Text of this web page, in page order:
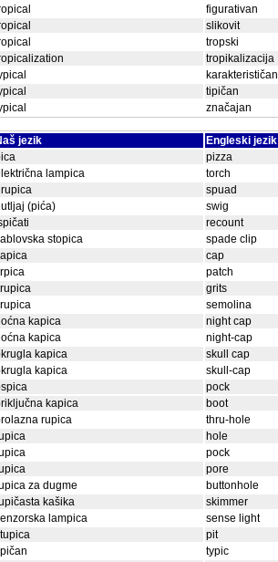
figurativan
slikovit
tropski
tropikalizacija
karakterističan
tipičan
značajan
jezik
Engleski jezik
pizza
lampica
torch
spuad
(pića)
swig
recount
stopica
spade clip
cap
patch
grits
semolina
kapica
night cap
kapica
night-cap
kapica
skull cap
kapica
skull-cap
pock
kapica
boot
rupica
thru-hole
hole
pock
pore
za dugme
buttonhole
kašika
skimmer
lampica
sense light
pit
typic